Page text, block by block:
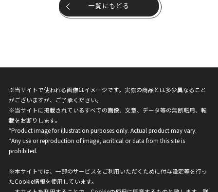
一覧にもどる
※当サイトで使われる画像はイメージです。実際の商品とは多少異なること
がございますが、ご了承ください。
※当サイトに掲載されているすべての画像、文章、データ等の無断転用、転
載をお断りします。
*Product image for illustration purposes only. Actual product may vary.
*Any use or reproduction of image, acritical or data from this site is
prohibited.
※本サイトでは、一部のサービスをご利用いただくために付与設定等を行っ
たCookie情報を使用しています。